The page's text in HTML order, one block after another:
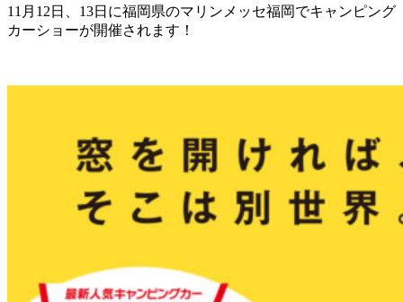
11月12日、13日に福岡県のマリンメッセ福岡でキャンピング
カーショーが開催されます！